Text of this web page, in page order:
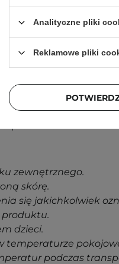
zewnętrznego.
skórę.
się jakichkolwiek
produktu.
dzieci.
temperaturze
podczas
produktu.
zewnętrznego.
skórę.
się jakichkolwiek
dzieci.
temperaturze
podczas
Analityczne pliki
Reklamowe pliki